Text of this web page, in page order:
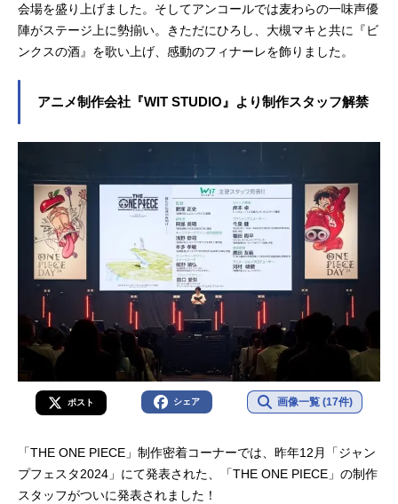
会場を盛り上げました。そしてアンコールでは麦わらの一味声優
陣がステージ上に勢揃い。きただにひろし、大槻マキと共に『ビ
ンクスの酒』を歌い上げ、感動のフィナーレを飾りました。
アニメ制作会社『WIT STUDIO』より制作スタッフ解禁
ポスト シェア 画像一覧 (17件)
「THE ONE PIECE」制作密着コーナーでは、昨年12月「ジャン
プフェスタ2024」にて発表された、「THE ONE PIECE」の制作
スタッフがついに発表されました！